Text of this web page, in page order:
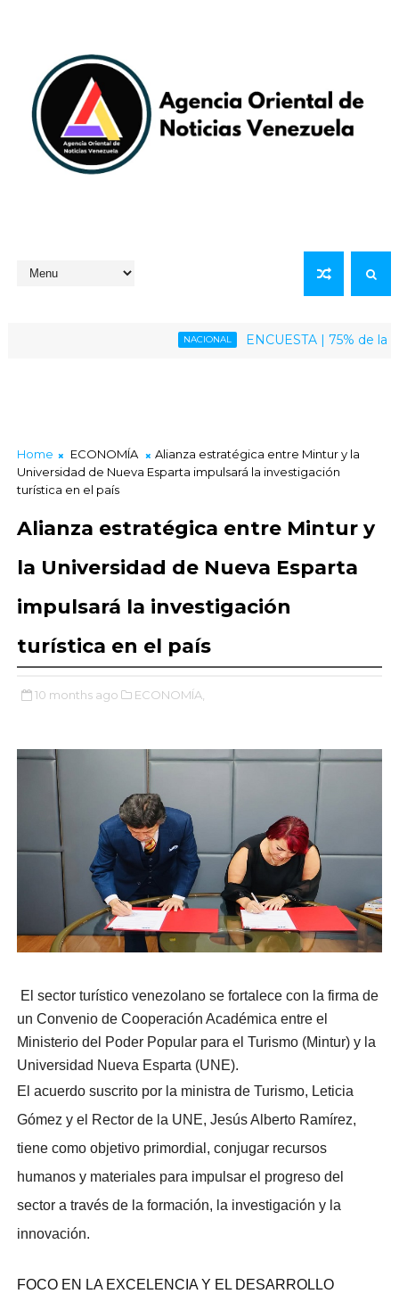
NACIONAL ENCUESTA | 75% de la
Home ECONOMÍA
Alianza estratégica entre Mintur y la
Universidad de Nueva Esparta impulsará la investigación
turística en el país
Alianza estratégica entre Mintur y
la Universidad de Nueva Esparta
impulsará la investigación
turística en el país
10 months ago ECONOMÍA,
El sector turístico venezolano se fortalece con la firma de
un Convenio de Cooperación Académica entre el
Ministerio del Poder Popular para el Turismo (Mintur) y la
Universidad Nueva Esparta (UNE).
​El acuerdo suscrito por la ministra de Turismo, Leticia
Gómez y el Rector de la UNE, Jesús Alberto Ramírez,
tiene como objetivo primordial, conjugar recursos
humanos y materiales para impulsar el progreso del
sector a través de la formación, la investigación y la
innovación.
​FOCO EN LA EXCELENCIA Y EL DESARROLLO